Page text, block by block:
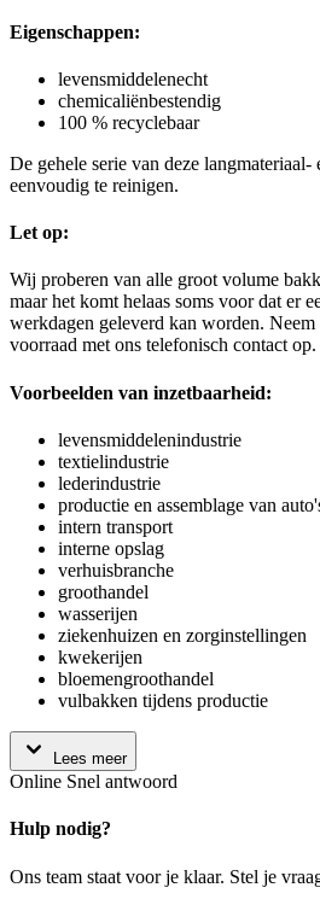
Eigenschappen:
levensmiddelenecht
chemicaliënbestendig
100 % recyclebaar
De gehele serie van deze
eenvoudig te reinigen.
Let op:
Wij proberen van alle groot volume
maar het komt helaas soms voor dat er
werkdagen geleverd kan worden.
voorraad met ons telefonisch contact op.
Voorbeelden van inzetbaarheid:
levensmiddelenindustrie
textielindustrie
lederindustrie
productie en assemblage van
intern transport
interne opslag
verhuisbranche
groothandel
wasserijen
ziekenhuizen en zorginstellingen
kwekerijen
bloemengroothandel
vulbakken tijdens productie
Lees meer
Online Snel antwoord
Hulp nodig?
Ons team staat voor je klaar. Stel je